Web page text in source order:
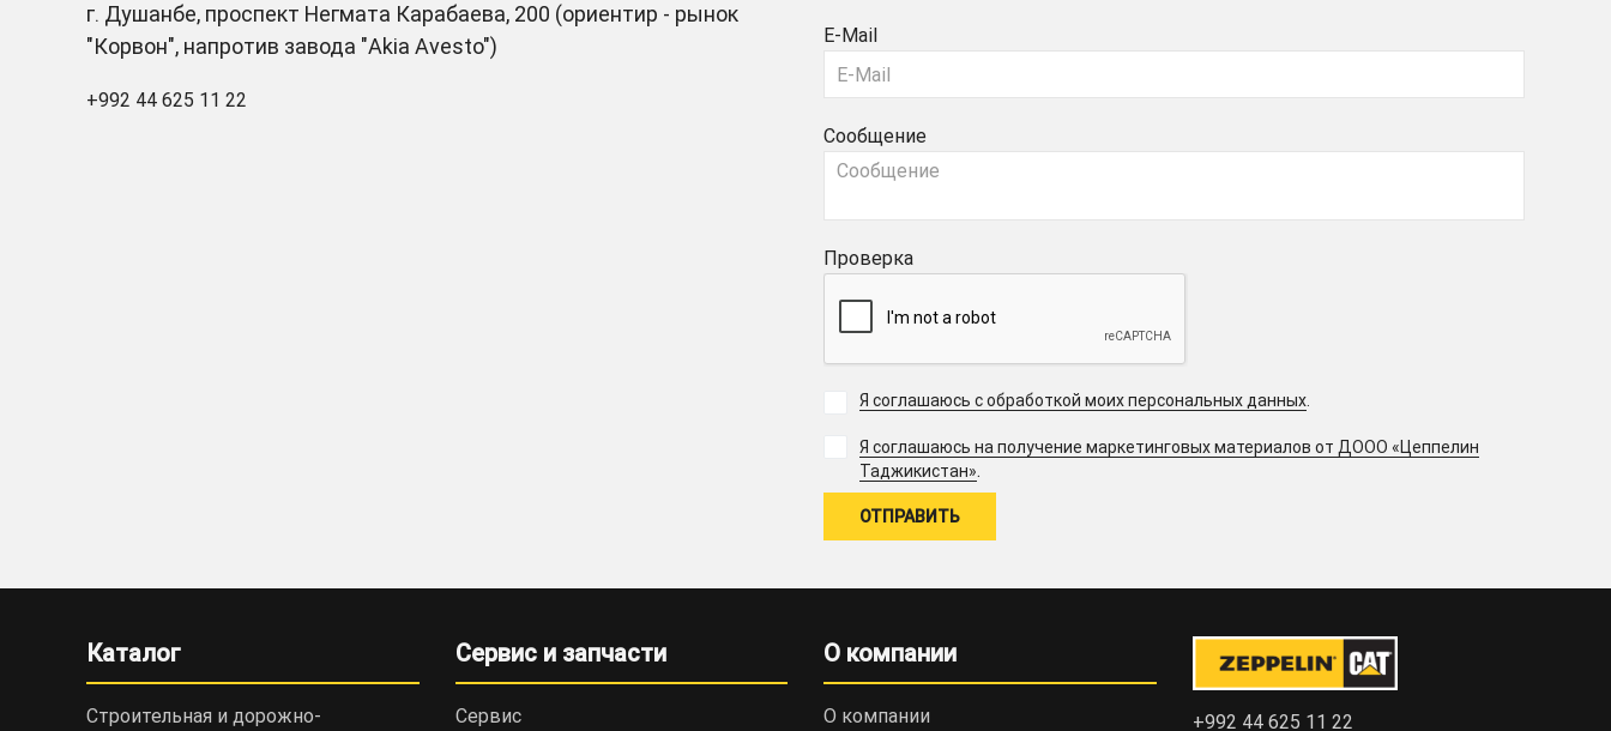
г. Душанбе, проспект Негмата Карабаева, 200 (ориентир - рынок
"Корвон", напротив завода "Akia Avesto")
+992 44 625 11 22
E-Mail
Сообщение
Проверка
Я соглашаюсь с обработкой моих персональных данных
Я соглашаюсь на получение маркетинговых материалов от ДООО «Цеппелин
Таджикистан».
Каталог
Строительная и дорожно-
Сервис и запчасти
Сервис
О компании
О компании +992 44 625 11 22